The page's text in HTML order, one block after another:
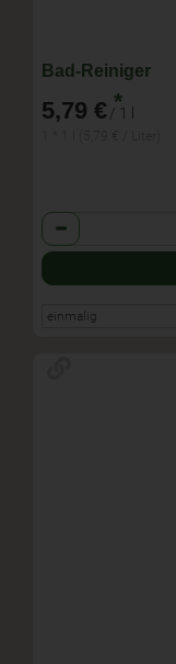
Bad-Reiniger
5,79 € *
/ 1 l
Anzahl